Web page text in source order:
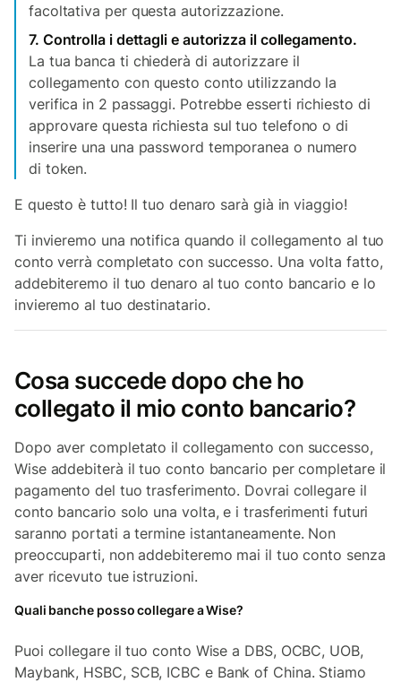
facoltativa per questa autorizzazione.
7. Controlla i dettagli e autorizza il collegamento.
La tua banca ti chiederà di autorizzare il
collegamento con questo conto utilizzando la
verifica in 2 passaggi. Potrebbe esserti richiesto di
approvare questa richiesta sul tuo telefono o di
inserire una una password temporanea o numero
di token.
E questo è tutto! Il tuo denaro sarà già in viaggio!
Ti invieremo una notifica quando il collegamento al tuo
conto verrà completato con successo. Una volta fatto,
addebiteremo il tuo denaro al tuo conto bancario e lo
invieremo al tuo destinatario.
Cosa succede dopo che ho
collegato il mio conto bancario?
Dopo aver completato il collegamento con successo,
Wise addebiterà il tuo conto bancario per completare il
pagamento del tuo trasferimento. Dovrai collegare il
conto bancario solo una volta, e i trasferimenti futuri
saranno portati a termine istantaneamente. Non
preoccuparti, non addebiteremo mai il tuo conto senza
aver ricevuto tue istruzioni.
Quali banche posso collegare a Wise?
Puoi collegare il tuo conto Wise a DBS, OCBC, UOB,
Maybank, HSBC, SCB, ICBC e Bank of China. Stiamo